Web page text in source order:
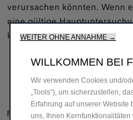
verursachen könnten. Wenn
eine gültige
kostenloser
Folge uns
WEITER OHNE ANNAHME →
WILLKOMMEN BEI
Wir verwenden Cookies und/
„Tools“), um sicherzustellen,
Erfahrung auf unserer
uns, Ihnen Kernfunktionalitäten